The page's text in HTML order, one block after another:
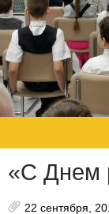
«С Днем
22 сентября,